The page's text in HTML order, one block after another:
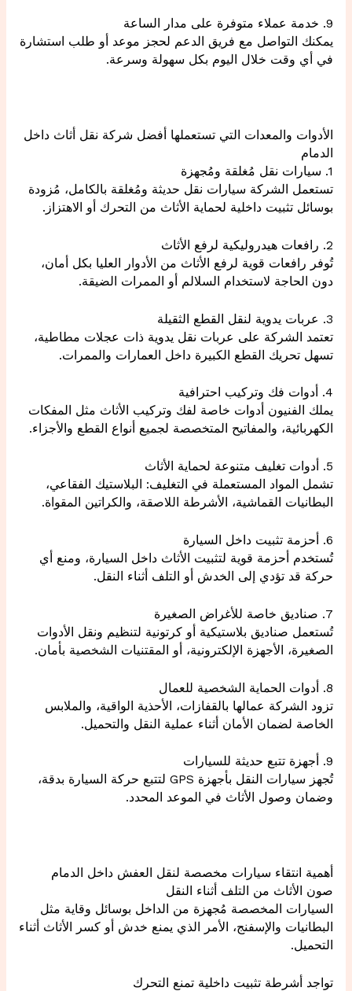
9. خدمة عملاء متوفرة على مدار الساعة
يمكنك التواصل مع فريق الدعم لحجز موعد أو طلب استشارة
في أي وقت خلال اليوم بكل سهولة وسرعة.
الأدوات والمعدات التي تستعملها أفضل شركة نقل أثاث داخل
الدمام
1. سيارات نقل مُغلقة ومُجهزة
تستعمل الشركة سيارات نقل حديثة ومُغلقة بالكامل، مُزودة
بوسائل تثبيت داخلية لحماية الأثاث من التحرك أو الاهتزاز.
2. رافعات هيدروليكية لرفع الأثاث
تُوفر رافعات قوية لرفع الأثاث من الأدوار العليا بكل أمان،
دون الحاجة لاستخدام السلالم أو الممرات الضيقة.
3. عربات يدوية لنقل القطع الثقيلة
تعتمد الشركة على عربات نقل يدوية ذات عجلات مطاطية،
تسهل تحريك القطع الكبيرة داخل العمارات والممرات.
4. أدوات فك وتركيب احترافية
يملك الفنيون أدوات خاصة لفك وتركيب الأثاث مثل المفكات
الكهربائية، والمفاتيح المتخصصة لجميع أنواع القطع والأجزاء.
5. أدوات تغليف متنوعة لحماية الأثاث
تشمل المواد المستعملة في التغليف: البلاستيك الفقاعي،
البطانيات القماشية، الأشرطة اللاصقة، والكراتين المقواة.
6. أحزمة تثبيت داخل السيارة
تُستخدم أحزمة قوية لتثبيت الأثاث داخل السيارة، ومنع أي
حركة قد تؤدي إلى الخدش أو التلف أثناء النقل.
7. صناديق خاصة للأغراض الصغيرة
تُستعمل صناديق بلاستيكية أو كرتونية لتنظيم ونقل الأدوات
الصغيرة، الأجهزة الإلكترونية، أو المقتنيات الشخصية بأمان.
8. أدوات الحماية الشخصية للعمال
تزود الشركة عمالها بالقفازات، الأحذية الواقية، والملابس
الخاصة لضمان الأمان أثناء عملية النقل والتحميل.
9. أجهزة تتبع حديثة للسيارات
تُجهز سيارات النقل بأجهزة GPS لتتبع حركة السيارة بدقة،
وضمان وصول الأثاث في الموعد المحدد.
أهمية انتقاء سيارات مخصصة لنقل العفش داخل الدمام
صون الأثاث من التلف أثناء النقل
السيارات المخصصة مُجهزة من الداخل بوسائل وقاية مثل
البطانيات والإسفنج، الأمر الذي يمنع خدش أو كسر الأثاث أثناء
التحميل.
تواجد أشرطة تثبيت داخلية تمنع التحرك